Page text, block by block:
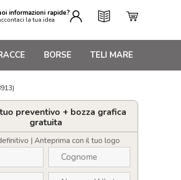
informazioni rapide?
la tua idea
BORSE TELI MARE
preventivo + bozza grafica
gratuita
| Anteprima con il tuo logo